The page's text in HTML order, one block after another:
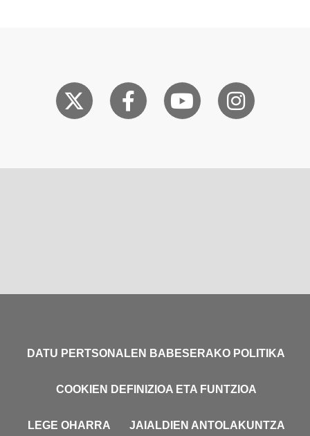
DATU PERTSONALEN BABESERAKO POLITIKA
COOKIEN DEFINIZIOA ETA FUNTZIOA
LEGE OHARRA JAIALDIEN ANTOLAKUNTZA